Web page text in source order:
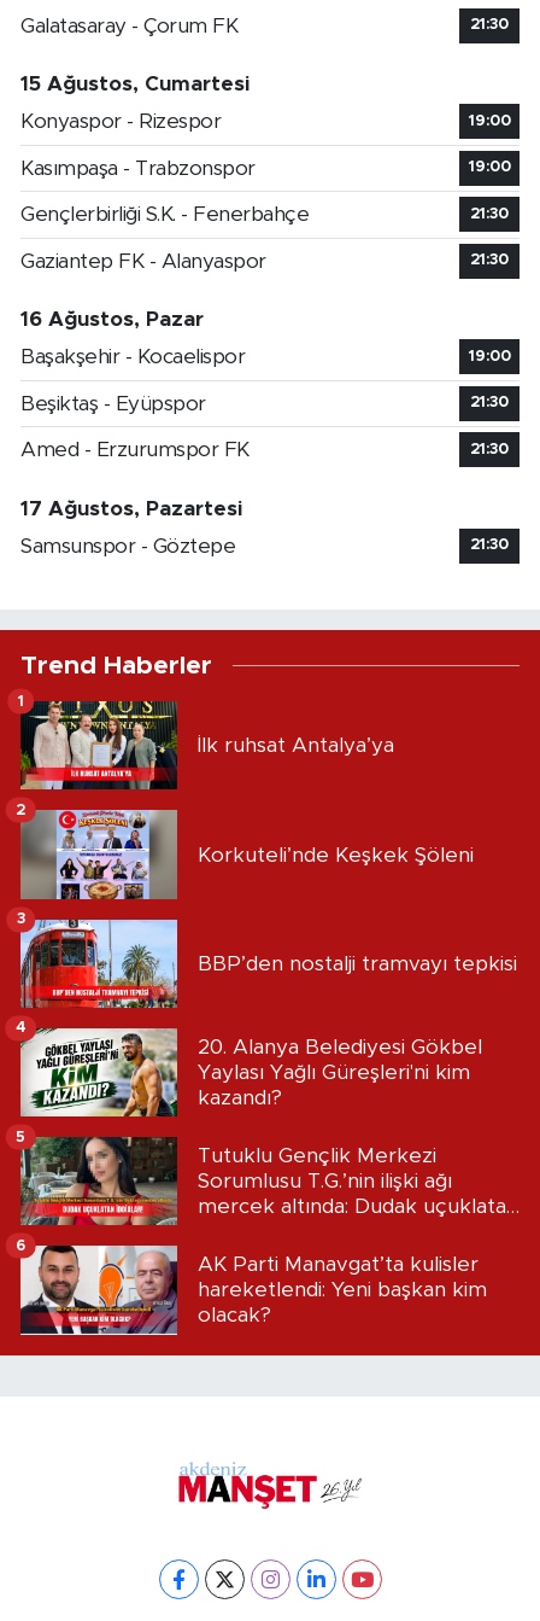
Galatasaray - Çorum FK
21:30
15 Ağustos, Cumartesi
Konyaspor - Rizespor
19:00
Kasımpaşa - Trabzonspor 19:00
Gençlerbirliği S.K. - Fenerbahçe 21:30
Gaziantep FK - Alanyaspor 21:30
16 Ağustos, Pazar
Başakşehir - Kocaelispor
19:00
Beşiktaş - Eyüpspor 21:30
Amed - Erzurumspor FK 21:30
17 Ağustos, Pazartesi
Samsunspor - Göztepe
21:30
Trend Haberler
İlk ruhsat Antalya’ya
1
Korkuteli’nde Keşkek Şöleni
2
BBP’den nostalji tramvayı tepkisi
3
20. Alanya Belediyesi Gökbel
Yaylası Yağlı Güreşleri'ni kim
kazandı?
4
Tutuklu Gençlik Merkezi
Sorumlusu T.G.’nin ilişki ağı
mercek altında: Dudak uçuklatan
5
AK Parti Manavgat’ta kulisler
hareketlendi: Yeni başkan kim
olacak?
6